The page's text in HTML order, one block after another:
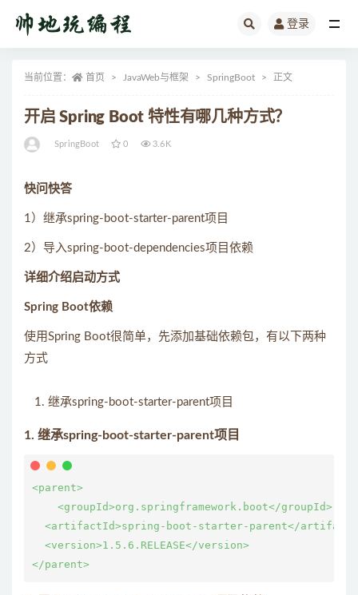
登录
当前位置： 首页 JavaWeb与框架 SpringBoot 正文
开启 Spring Boot 特性有哪几种方式？
SpringBoot 0 3.6K
快问快答
1）继承spring-boot-starter-parent项目
2）导入spring-boot-dependencies项目依赖
详细介绍启动方式
Spring Boot依赖
使用Spring Boot很简单，先添加基础依赖包，有以下两种
方式
继承spring-boot-starter-parent项目
1. 继承spring-boot-starter-parent项目
<parent>
    <groupId>org.springframework.boot</groupId>
<artifactId>spring-boot-starter-parent</
  <version>1.5.6.RELEASE</version>